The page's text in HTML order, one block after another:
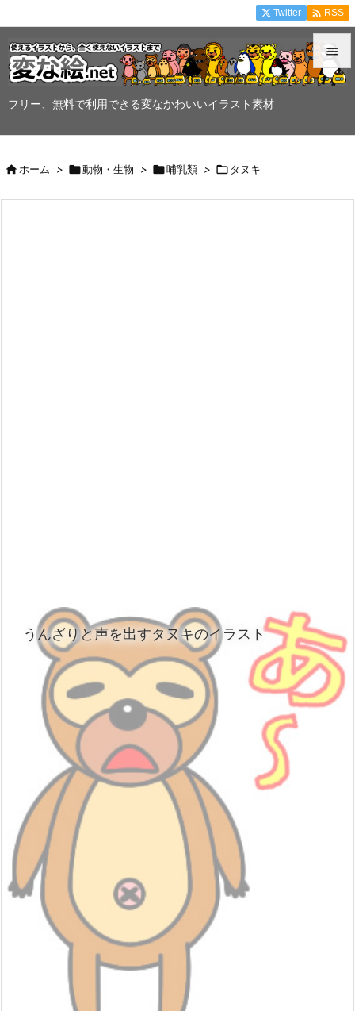
フリー、無料で利用できる変なかわいいイラスト素材


Twitter  RSS
ホーム > 動物・生物 > 哺乳類 > タヌキ
うんざりと声を出すタヌキのイラスト